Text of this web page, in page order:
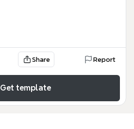
Share Report
Get template